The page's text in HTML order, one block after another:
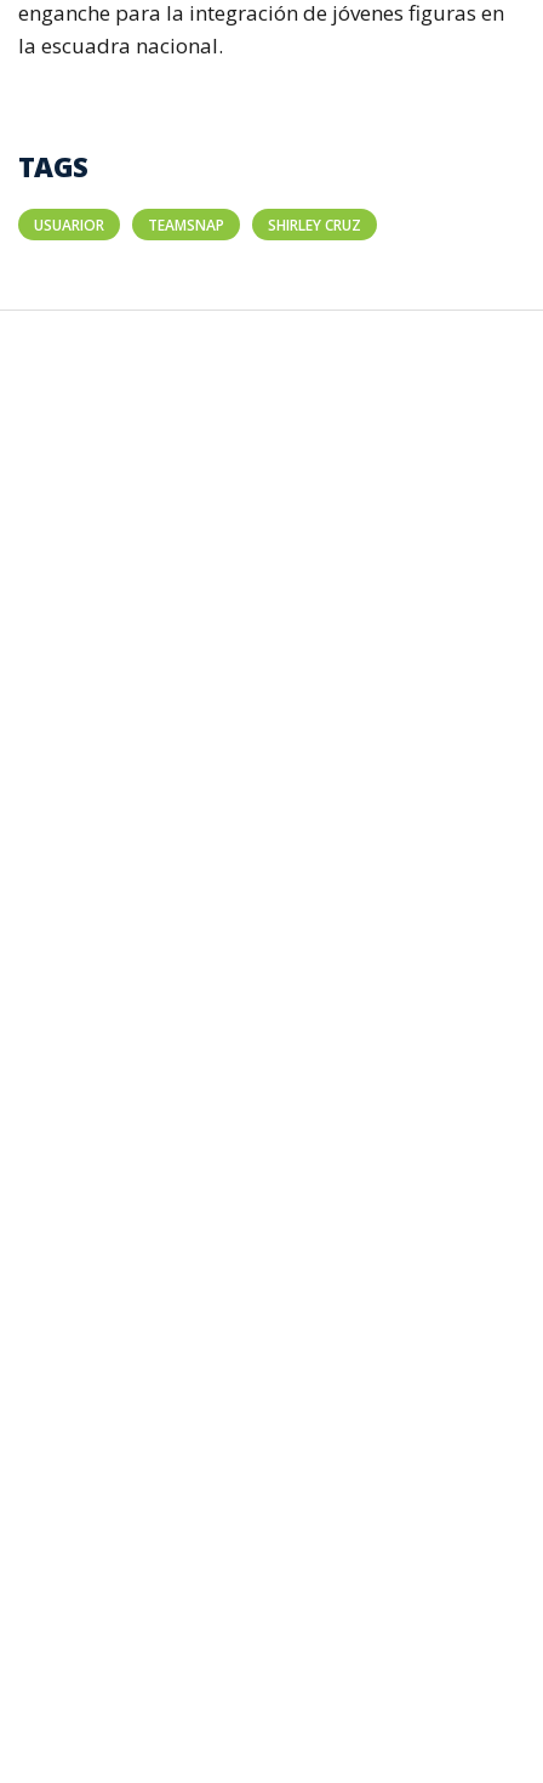
enganche para la integración de jóvenes figuras en
la escuadra nacional.
TAGS
USUARIOR TEAMSNAP SHIRLEY CRUZ